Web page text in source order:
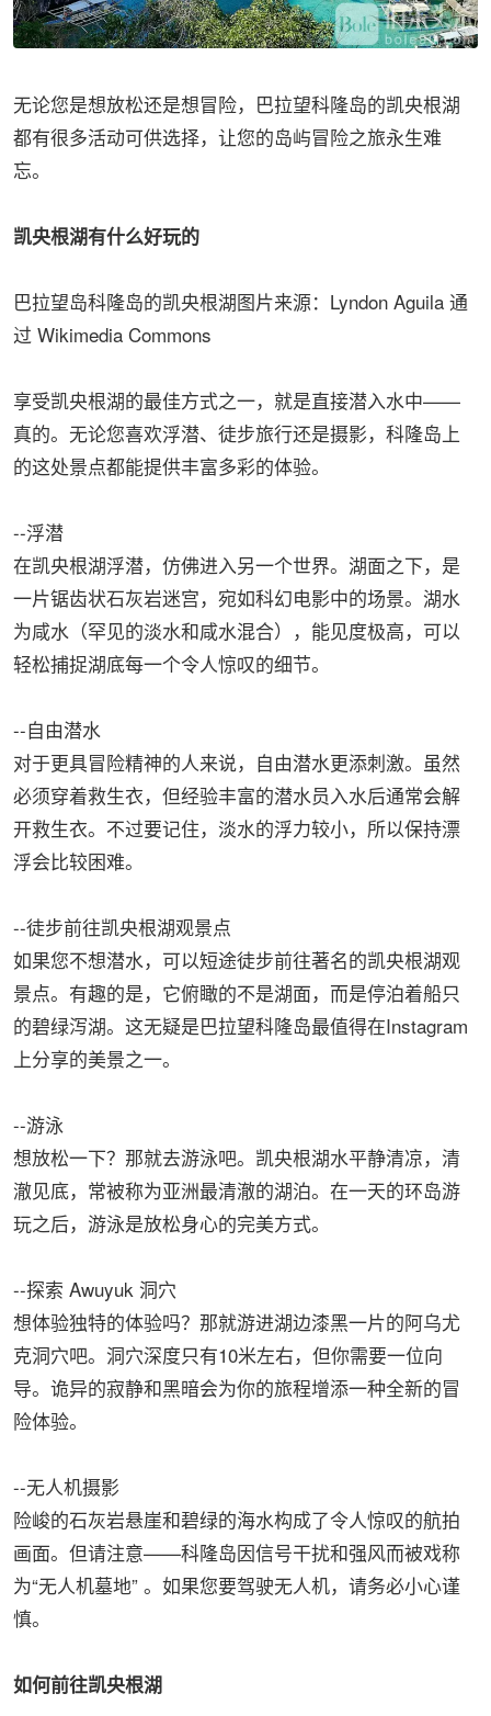
无论您是想放松还是想冒险，巴拉望科隆岛的凯央根湖
都有很多活动可供选择，让您的岛屿冒险之旅永生难
忘。
凯央根湖有什么好玩的
巴拉望岛科隆岛的凯央根湖图片来源：Lyndon Aguila 通
过 Wikimedia Commons
享受凯央根湖的最佳方式之一，就是直接潜入水中——
真的。无论您喜欢浮潜、徒步旅行还是摄影，科隆岛上
的这处景点都能提供丰富多彩的体验。
--浮潜
在凯央根湖浮潜，仿佛进入另一个世界。湖面之下，是
一片锯齿状石灰岩迷宫，宛如科幻电影中的场景。湖水
为咸水（罕见的淡水和咸水混合），能见度极高，可以
轻松捕捉湖底每一个令人惊叹的细节。
--自由潜水
对于更具冒险精神的人来说，自由潜水更添刺激。虽然
必须穿着救生衣，但经验丰富的潜水员入水后通常会解
开救生衣。不过要记住，淡水的浮力较小，所以保持漂
浮会比较困难。
--徒步前往凯央根湖观景点
如果您不想潜水，可以短途徒步前往著名的凯央根湖观
景点。有趣的是，它俯瞰的不是湖面，而是停泊着船只
的碧绿泻湖。这无疑是巴拉望科隆岛最值得在Instagram
上分享的美景之一。
--游泳
想放松一下？那就去游泳吧。凯央根湖水平静清凉，清
澈见底，常被称为亚洲最清澈的湖泊。在一天的环岛游
玩之后，游泳是放松身心的完美方式。
--探索 Awuyuk 洞穴
想体验独特的体验吗？那就游进湖边漆黑一片的阿乌尤
克洞穴吧。洞穴深度只有10米左右，但你需要一位向
导。诡异的寂静和黑暗会为你的旅程增添一种全新的冒
险体验。
--无人机摄影
险峻的石灰岩悬崖和碧绿的海水构成了令人惊叹的航拍
画面。但请注意——科隆岛因信号干扰和强风而被戏称
为“无人机墓地” 。如果您要驾驶无人机，请务必小心谨
慎。
如何前往凯央根湖